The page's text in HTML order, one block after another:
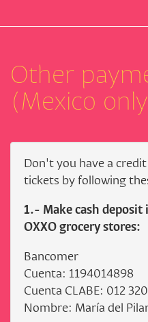
Other
(Mexico
Don't you have a
tickets by following
1.- Make cash deposit
OXXO grocery stores:
Bancomer
Cuenta: 1194014898
Cuenta CLABE: 012
Nombre: María del